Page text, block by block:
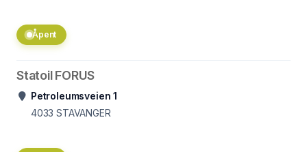
Åpent
Statoil FORUS
Petroleumsveien 1
4033 STAVANGER